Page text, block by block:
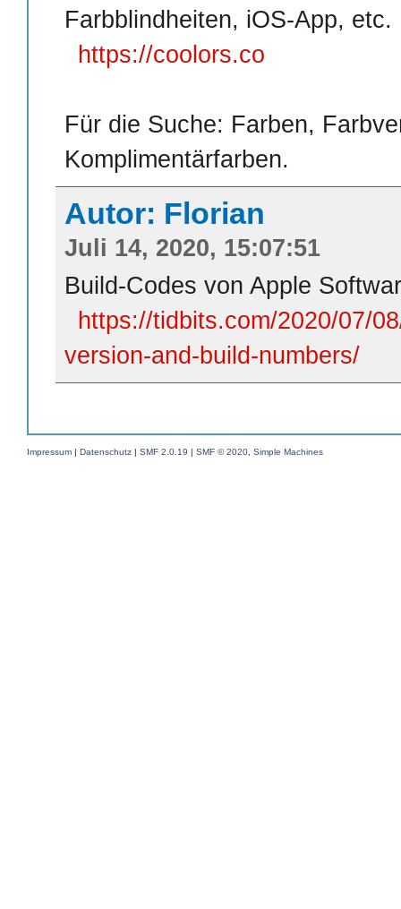
Farbblindheiten, iOS-App, etc.
https://coolors.co
Für die Suche: Farben,
Komplimentärfarben.
Autor: Florian
Juli 14, 2020, 15:07:51
Build-Codes von Apple
https://tidbits.com/2020/07/
version-and-build-numbers/
Impressum | Datenschutz | SMF 2.0.19 | SMF © 2020 Simple Machines